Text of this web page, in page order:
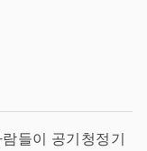
들이 공기청정기